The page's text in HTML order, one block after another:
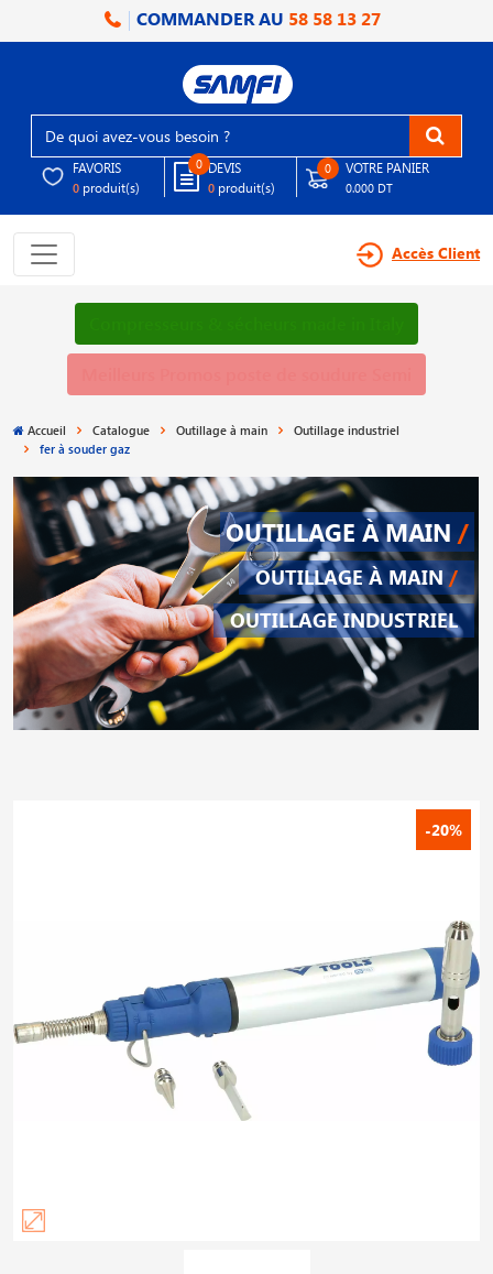
COMMANDER AU 58 58 13 27
FAVORIS
0 produit(s)
0 DEVIS
0 produit(s)
0 VOTRE PANIER
0.000 DT
Accès Client
Accueil Catalogue Outillage à main
Outillage industriel
fer à souder gaz
OUTILLAGE À MAIN /
OUTILLAGE À MAIN /
OUTILLAGE INDUSTRIEL
-20%